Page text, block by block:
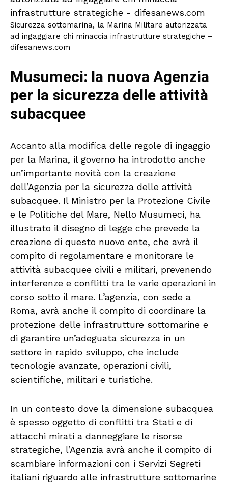
Sicurezza sottomarina, la Marina Militare autorizzata
ad ingaggiare chi minaccia infrastrutture strategiche –
difesanews.com
Musumeci: la nuova Agenzia
per la sicurezza delle attività
subacquee
Accanto alla modifica delle regole di ingaggio
per la Marina, il governo ha introdotto anche
un’importante novità con la creazione
dell’Agenzia per la sicurezza delle attività
subacquee. Il Ministro per la Protezione Civile
e le Politiche del Mare, Nello Musumeci, ha
illustrato il disegno di legge che prevede la
creazione di questo nuovo ente, che avrà il
compito di regolamentare e monitorare le
attività subacquee civili e militari, prevenendo
interferenze e conflitti tra le varie operazioni in
corso sotto il mare. L’agenzia, con sede a
Roma, avrà anche il compito di coordinare la
protezione delle infrastrutture sottomarine e
di garantire un’adeguata sicurezza in un
settore in rapido sviluppo, che include
tecnologie avanzate, operazioni civili,
scientifiche, militari e turistiche.
In un contesto dove la dimensione subacquea
è spesso oggetto di conflitti tra Stati e di
attacchi mirati a danneggiare le risorse
strategiche, l’Agenzia avrà anche il compito di
scambiare informazioni con i Servizi Segreti
italiani riguardo alle infrastrutture sottomarine